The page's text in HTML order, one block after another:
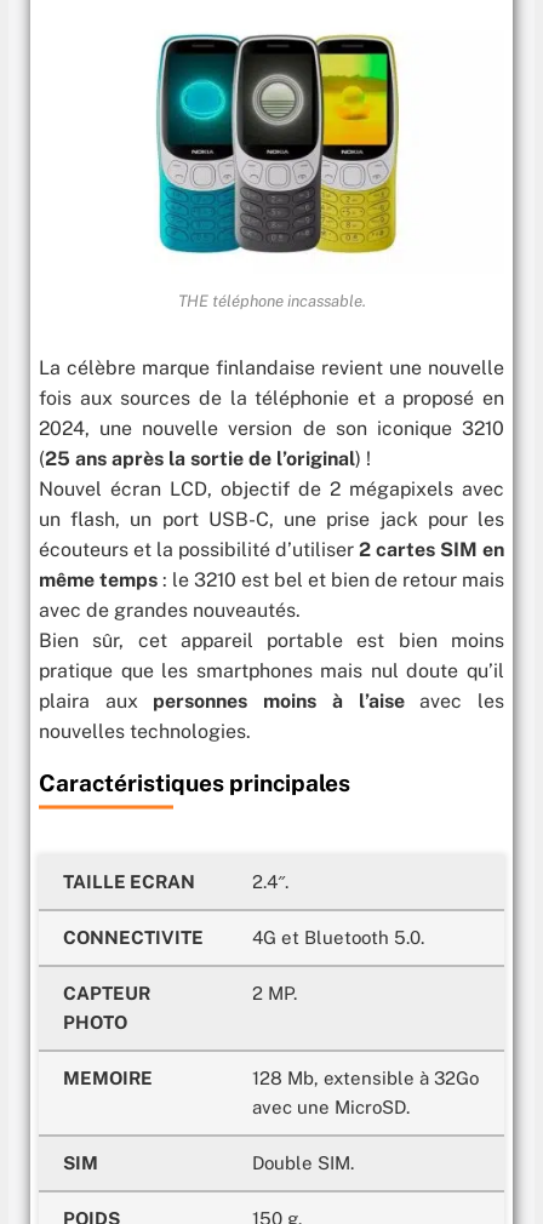
THE téléphone incassable.
La célèbre marque finlandaise revient une nouvelle
fois aux sources de la téléphonie et a proposé en
2024, une nouvelle version de son iconique 3210
(25 ans après la sortie de l’original) !
Nouvel écran LCD, objectif de 2 mégapixels avec
un flash, un port USB-C, une prise jack pour les
écouteurs et la possibilité d’utiliser 2 cartes SIM en
même temps : le 3210 est bel et bien de retour mais
avec de grandes nouveautés.
Bien sûr, cet appareil portable est bien moins
pratique que les smartphones mais nul doute qu’il
plaira aux personnes moins à l’aiseavec les
nouvelles technologies.
Caractéristiques principales
TAILLE ECRAN 2.4″.
CONNECTIVITE 4G et Bluetooth 5.0.
CAPTEUR
PHOTO
2 MP.
MEMOIRE
128 Mb, extensible à 32Go
avec une MicroSD.
SIM Double SIM.
POIDS 150 g.